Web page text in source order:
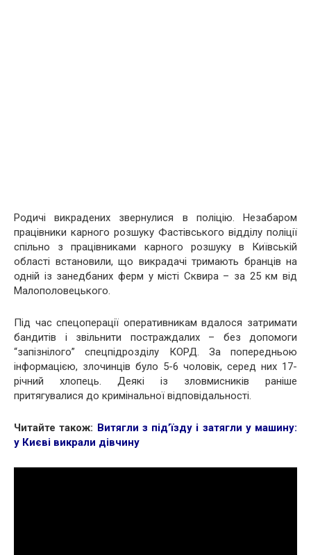
Родичі викрадених звернулися в поліцію. Незабаром
працівники карного розшуку Фастівського відділу поліції
спільно з працівниками карного розшуку в Київській
області встановили, що викрадачі тримають бранців на
одній із занедбаних ферм у місті Сквира – за 25 км від
Малополовецького.
Під час спецоперації оперативникам вдалося затримати
бандитів і звільнити постраждалих – без допомоги
“запізнілого” спецпідрозділу КОРД. За попередньою
інформацією, злочинців було 5-6 чоловік, серед них 17-
річний хлопець. Деякі із зловмисників раніше
притягувалися до кримінальної відповідальності.
Читайте також: Витягли з під’їзду і затягли у машину:
у Києві викрали дівчину